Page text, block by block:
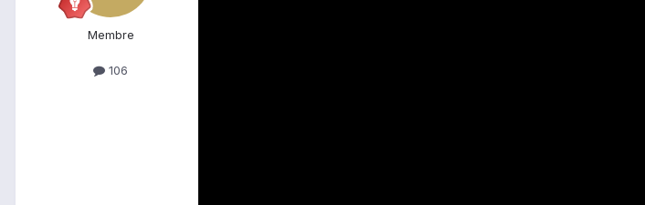
Membre
106